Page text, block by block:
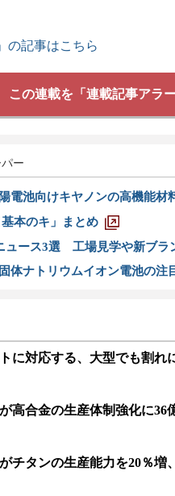
の記事はこちら
この連載を「連載記事アラ
ー
電池向けキヤノンの高機能材
本のキ」まとめ
ュース3選 工場見学や新ブラ
体ナトリウムイオン電池の注
に対応する、大型でも割れ
高合金の生産体制強化に
チタンの生産能力を20％増